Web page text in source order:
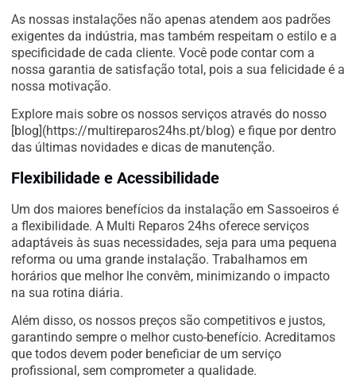
As nossas instalações não apenas atendem aos padrões
exigentes da indústria, mas também respeitam o estilo e a
specificidade de cada cliente. Você pode contar com a
nossa garantia de satisfação total, pois a sua felicidade é a
nossa motivação.
Explore mais sobre os nossos serviços através do nosso
[blog](https://multireparos24hs.pt/blog) e fique por dentro
das últimas novidades e dicas de manutenção.
Flexibilidade e Acessibilidade
Um dos maiores benefícios da instalação em Sassoeiros é
a flexibilidade. A Multi Reparos 24hs oferece serviços
adaptáveis às suas necessidades, seja para uma pequena
reforma ou uma grande instalação. Trabalhamos em
horários que melhor lhe convêm, minimizando o impacto
na sua rotina diária.
Além disso, os nossos preços são competitivos e justos,
garantindo sempre o melhor custo-benefício. Acreditamos
que todos devem poder beneficiar de um serviço
profissional, sem comprometer a qualidade.